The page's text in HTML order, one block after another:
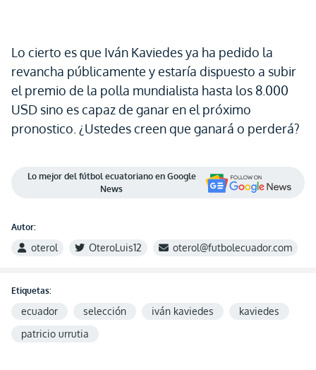
Lo cierto es que Iván Kaviedes ya ha pedido la
revancha públicamente y estaría dispuesto a subir
el premio de la polla mundialista hasta los 8.000
USD sino es capaz de ganar en el próximo
pronostico. ¿Ustedes creen que ganará o perderá?
Lo mejor del fútbol ecuatoriano en Google
News
Autor:
oterol OteroLuis12 oterol@futbolecuador.com
Etiquetas:
ecuador selección iván kaviedes
kaviedes
patricio urrutia